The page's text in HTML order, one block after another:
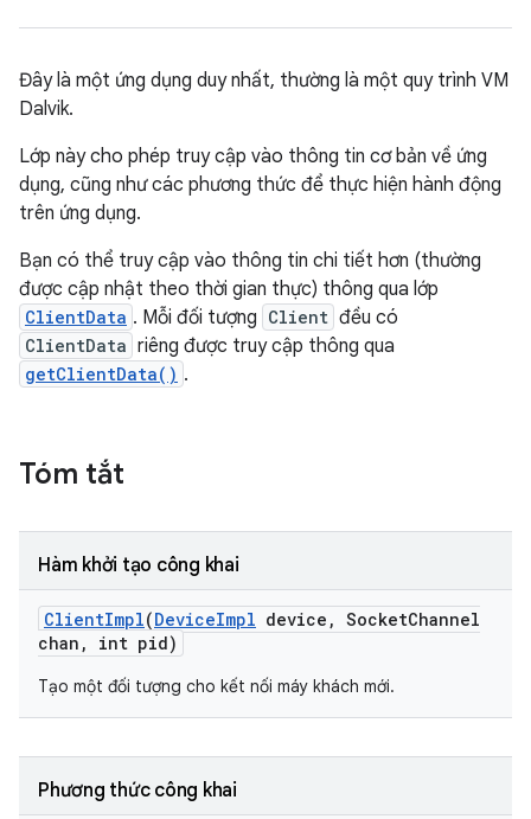
Đây là một ứng dụng duy nhất, thường là một quy trình VM
Dalvik.
Lớp này cho phép truy cập vào thông tin cơ bản về ứng
dụng, cũng như các phương thức để thực hiện hành động
trên ứng dụng.
Bạn có thể truy cập vào thông tin chi tiết hơn (thường
được cập nhật theo thời gian thực) thông qua lớp
ClientData . Mỗi đối tượng Client đều có
ClientData riêng được truy cập thông qua
getClientData() .
Tóm tắt
Hàm khởi tạo công khai
ClientImpl(DeviceImpl device , SocketChannel
chan , int pid)
Tạo một đối tượng cho kết nối máy khách mới.
Phương thức công khai